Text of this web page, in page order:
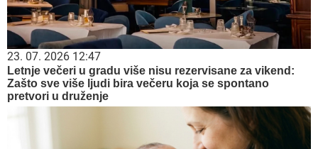
23. 07. 2026 12:47
Letnje večeri u gradu više nisu rezervisane za vikend:
Zašto sve više ljudi bira večeru koja se spontano
pretvori u druženje